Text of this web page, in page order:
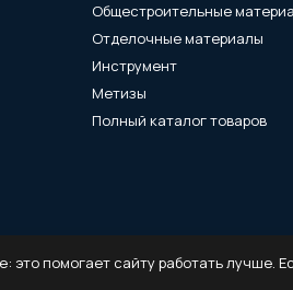
Общестроительные
Отделочные материалы
Инструмент
Метизы
Полный каталог товаров
помогает сайту работать лучше.